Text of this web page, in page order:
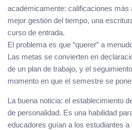
académicamente: calificaciones más
mejor gestión del tiempo, una
curso de entrada.
El problema es que “querer” a
Las metas se convierten en
de un plan de trabajo, y el
momento en que el semestre se
La buena noticia: el establecimiento
de personalidad. Es una habilidad
educadores guían a los estudiantes